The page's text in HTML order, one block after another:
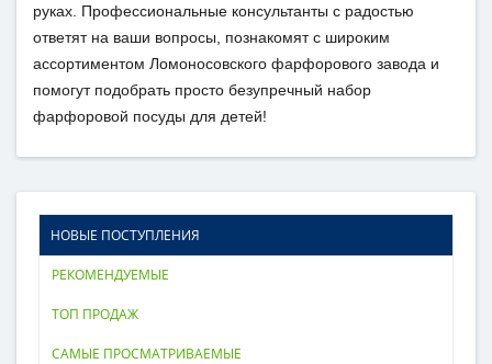
руках. Профессиональные консультанты с радостью
ответят на ваши вопросы, познакомят с широким
ассортиментом Ломоносовского фарфорового завода и
помогут подобрать просто безупречный набор
фарфоровой посуды для детей!
НОВЫЕ ПОСТУПЛЕНИЯ
РЕКОМЕНДУЕМЫЕ
ТОП ПРОДАЖ
САМЫЕ ПРОСМАТРИВАЕМЫЕ